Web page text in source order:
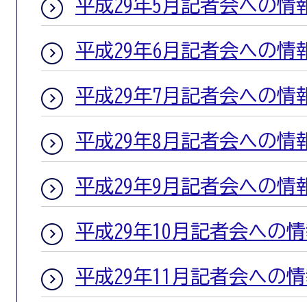
平成29年5月記者会への情
平成29年6月記者会への情
平成29年7月記者会への情
平成29年8月記者会への情
平成29年9月記者会への情
平成29年10月記者会への
平成29年11月記者会への